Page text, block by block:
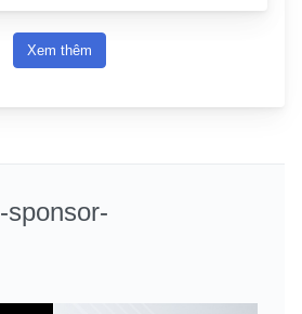
Xem thêm
-sponsor-